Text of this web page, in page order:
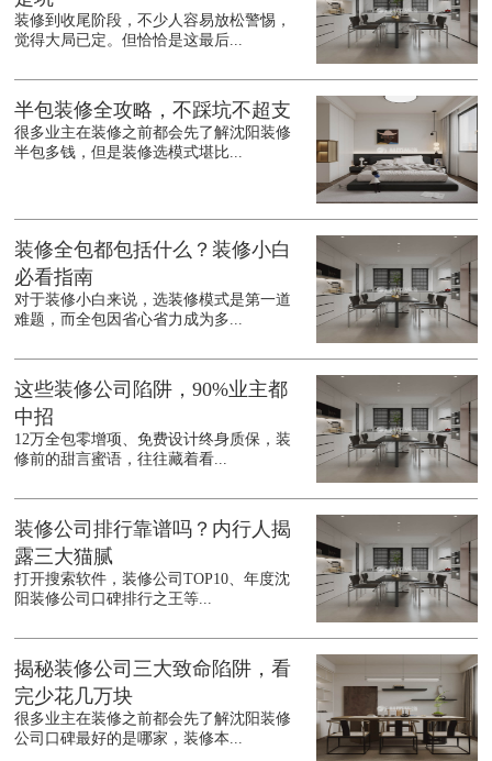
装修到收尾阶段，不少人容易放松警惕，
觉得大局已定。但恰恰是这最后...
半包装修全攻略，不踩坑不超支
很多业主在装修之前都会先了解沈阳装修
半包多钱，但是装修选模式堪比...
装修全包都包括什么？装修小白
必看指南
对于装修小白来说，选装修模式是第一道
难题，而全包因省心省力成为多...
这些装修公司陷阱，90%业主都
中招
12万全包零增项、免费设计终身质保，装
修前的甜言蜜语，往往藏着看...
装修公司排行靠谱吗？内行人揭
露三大猫腻
打开搜索软件，装修公司TOP10、年度沈
阳装修公司口碑排行之王等...
揭秘装修公司三大致命陷阱，看
完少花几万块
很多业主在装修之前都会先了解沈阳装修
公司口碑最好的是哪家，装修本...